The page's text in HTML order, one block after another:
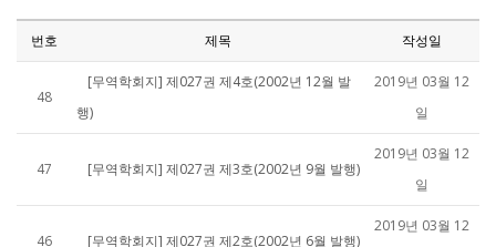
번호 제목 작성일
48
[무역학회지] 제027권 제4호(2002년 12월 발
행)
2019년 03월 12
일
47 [무역학회지] 제027권 제3호(2002년 9월 발행)
2019년 03월 12
일
46 [무역학회지] 제027권 제2호(2002년 6월 발행)
2019년 03월 12